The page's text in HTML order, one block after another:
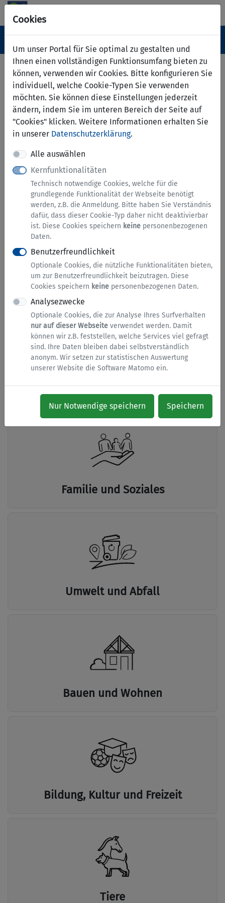
Cookies
Um unser Portal für Sie optimal zu gestalten und
Ihnen einen vollständigen Funktionsumfang bieten zu
können, verwenden wir Cookies. Bitte konfigurieren Sie
individuell, welche Cookie-Typen Sie verwenden
möchten. Sie können diese Einstellungen jederzeit
ändern, indem Sie im unteren Bereich der Seite auf
"Cookies" klicken. Weitere Informationen erhalten Sie
in unserer Datenschutzerklärung.
Alle auswählen
Kernfunktionalitäten
Technisch notwendige Cookies, welche für die
grundlegende Funktionalität der Webseite benötigt
werden, z.B. die Anmeldung. Bitte haben Sie Verständnis
dafür, dass dieser Cookie-Typ daher nicht deaktivierbar
ist. Diese Cookies speichern keine personenbezogenen
Daten.
Benutzerfreundlichkeit
Optionale Cookies, die nützliche Funktionalitäten bieten,
um zur Benutzerfreundlichkeit beizutragen. Diese
Cookies speichern keine personenbezogenen Daten.
Analysezwecke
Optionale Cookies, die zur Analyse Ihres Surfverhalten
nur auf dieser Webseite verwendet werden. Damit
können wir z.B. feststellen, welche Services viel gefragt
sind. Ihre Daten bleiben dabei selbstverständlich
anonym. Wir setzen zur statistischen Auswertung
unserer Website die Software Matomo ein.
Nur Notwendige speichern Speichern
Serviceübersicht
Services A bis Z
Allgemeine Anfragen und Services
Urkunden, Ausweise und Pässe
Arbeit und Gewerbe
Familie und Soziales
Umwelt und Abfall
Bauen und Wohnen
Bildung, Kultur und Freizeit
Tiere